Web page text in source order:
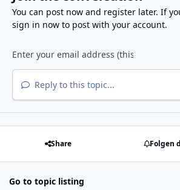
You can post now and register later. If
sign in nowto post with your account.
Reply to this topic...
Share Folgen
Go to topic listing